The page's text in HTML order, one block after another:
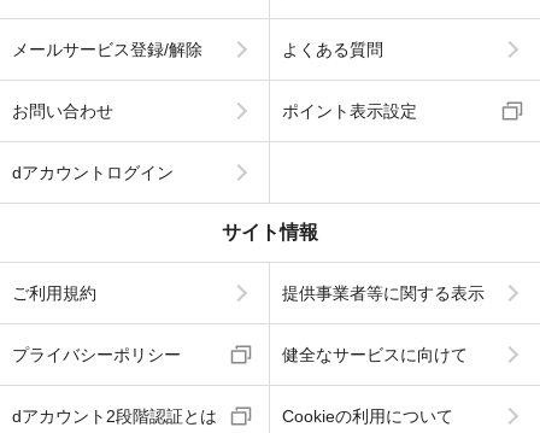
メールサービス登録/解除 よくある質問
お問い合わせ ポイント表示設定
dアカウントログイン
サイト情報
ご利用規約 提供事業者等に関する表示
プライバシーポリシー 健全なサービスに向けて
dアカウント2段階認証とは Cookieの利用について